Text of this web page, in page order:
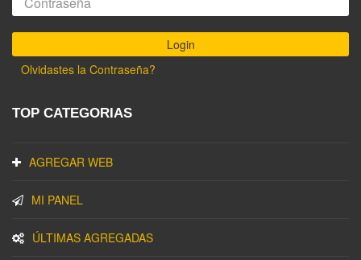
Olvidastes la Contraseña?
TOP CATEGORIAS
AGREGAR WEB
MI PANEL
ÚLTIMAS AGREGADAS